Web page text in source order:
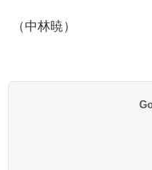
（中林暁）